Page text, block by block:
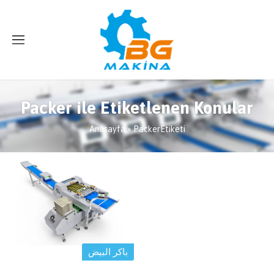
Packer ile Etiketlenen Konular
Anasayfa »PackerEtiketi
باكر البيض